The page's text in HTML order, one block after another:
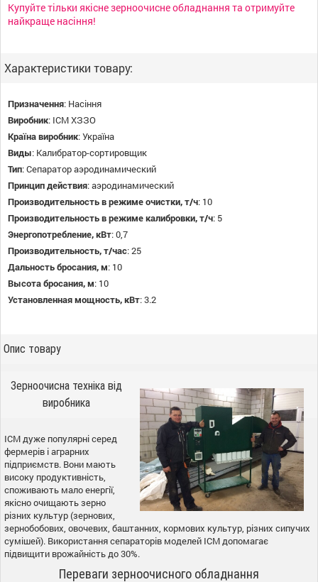
Купуйте тільки якісне зерноочисне обладнання та отримуйте
найкраще насіння!
Характеристики товару:
Призначення: Насіння
Виробник: ІСМ ХЗЗО
Країна виробник:Україна
Виды: Калибратор-сортировщик
Тип:Сепаратор аэродинамический
Принцип действия:аэродинамический
Производительность в режиме очистки, т/ч: 10
Производительность в режиме калибровки, т/ч: 5
Энергопотребление, кВт:0,7
Производительность, т/час:25
Дальность бросания, м: 10
Высота бросания, м: 10
Установленная мощность, кВт:3.2
Опис товару
Зерноочисна техніка від
виробника
ІСМ дуже популярні серед
фермерів і аграрних
підприємств. Вони мають
високу продуктивність,
споживають мало енергії,
якісно очищають зерно
різних культур (зернових,
зернобобових, овочевих, баштанних, кормових культур, різних сипучих
сумішей). Використання сепараторів моделей ІСМ допомагає
підвищити врожайність до 30%.
Переваги зерноочисного обладнання